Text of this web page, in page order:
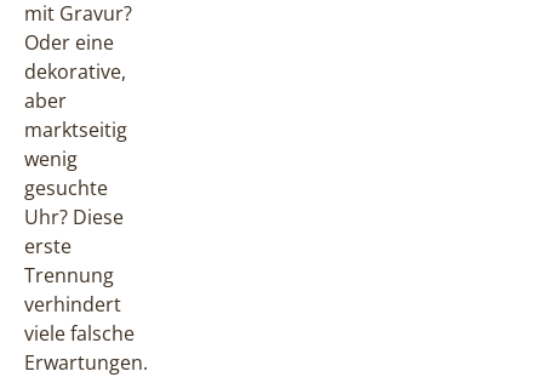
mit Gravur?
Oder eine
dekorative,
aber
marktseitig
wenig
gesuchte
Uhr? Diese
erste
Trennung
verhindert
viele falsche
Erwartungen.